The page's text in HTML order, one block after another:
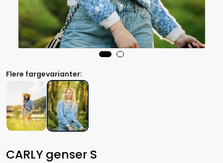
CARLY genser S
Flere fargevarianter: